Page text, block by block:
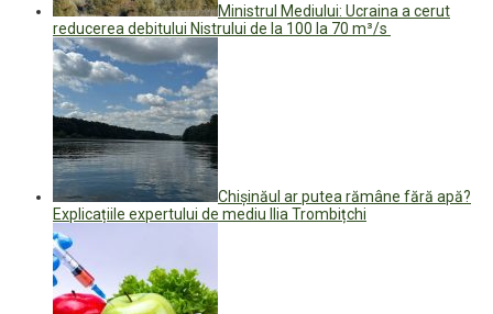
Ministrul Mediului: Ucraina a cerut
reducerea debitului Nistrului de la 100 la 70 m³/s
Chișinăul ar putea rămâne fără apă?
Explicațiile expertului de mediu Ilia Trombițchi